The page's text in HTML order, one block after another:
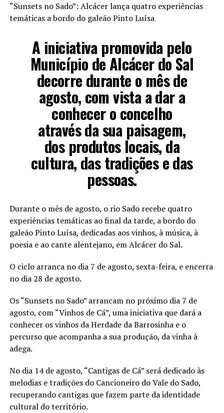
“Sunsets no Sado”: Alcácer lança quatro experiências
temáticas a bordo do galeão Pinto Luísa
A iniciativa promovida pelo
Município de Alcácer do Sal
decorre durante o mês de
agosto, com vista a dar a
conhecer o concelho
através da sua paisagem,
dos produtos locais, da
cultura, das tradições e das
pessoas.
Durante o mês de agosto, o rio Sado recebe quatro
experiências temáticas ao final da tarde, a bordo do
galeão Pinto Luísa, dedicadas aos vinhos, à música, à
poesia e ao cante alentejano, em Alcácer do Sal.
O ciclo arranca no dia 7 de agosto, sexta-feira, e encerra
no dia 28 de agosto.
Os “Sunsets no Sado” arrancam no próximo dia 7 de
agosto, com “Vinhos de Cá”, uma iniciativa que dará a
conhecer os vinhos da Herdade da Barrosinha e o
percurso que acompanha a sua produção, da vinha à
adega.
No dia 14 de agosto, “Cantigas de Cá” será dedicado às
melodias e tradições do Cancioneiro do Vale do Sado,
recuperando cantigas que fazem parte da identidade
cultural do território.